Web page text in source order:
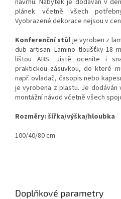
plánek včetně všech
Vyobrazené dekorace nejsou v
Konferenční stůl je vyroben z
dub artisan. Lamino tloušťky 18
lištou ABS. Jistě oceníte i
praktickou zásuvkou, do které
např. ovladač, časopis nebo
je vyrobena z plastu. Je dodáván
montážní návod včetně všech
Rozměry: šířka/výška/hloubka
100/40/80 cm
Doplňkové parametry